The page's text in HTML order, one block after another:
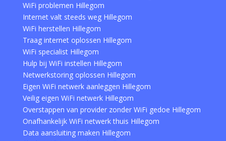
WiFi problemen Hillegom
Internet valt steeds weg Hillegom
WiFi herstellen Hillegom
Traag internet oplossen Hillegom
WiFi specialist Hillegom
Hulp bij WiFi instellen Hillegom
Netwerkstoring oplossen Hillegom
Eigen WiFi netwerk aanleggen Hillegom
Veilig eigen WiFi netwerk Hillegom
Overstappen van provider zonder WiFi gedoe Hillegom
Onafhankelijk WiFi netwerk thuis Hillegom
Data aansluiting maken Hillegom